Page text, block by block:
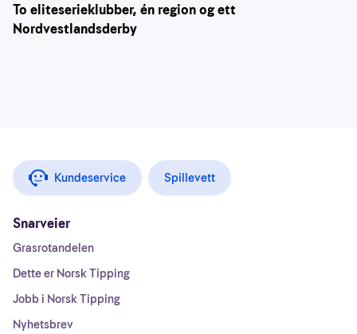
To eliteserieklubber, én region og ett
Nordvestlandsderby
Kundeservice Spillevett
Snarveier
Grasrotandelen
Dette er Norsk Tipping
Jobb i Norsk Tipping
Nyhetsbrev